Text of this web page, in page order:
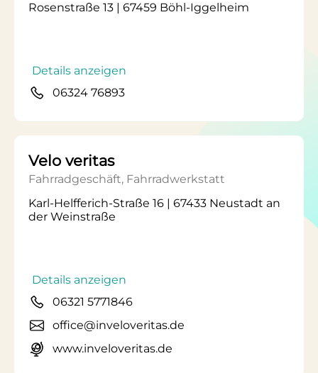
Rosenstraße 13 | 67459 Böhl-Iggelheim
Details anzeigen
06324 76893
Velo veritas
Fahrradgeschäft, Fahrradwerkstatt
Karl-Helfferich-Straße 16 | 67433 Neustadt an
der Weinstraße
Details anzeigen
06321 5771846
office@inveloveritas.de
www.inveloveritas.de